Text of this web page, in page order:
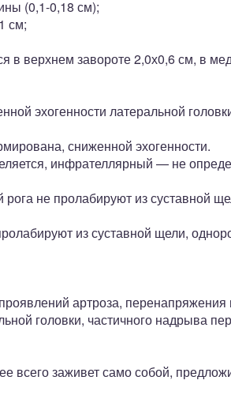
(0,1-0,18 см);
см;
в верхнем завороте 2,0х0,6 см, в
эхогенности латеральной
сниженной эхогенности.
инфрателлярный — не
не пролабируют из суставной
из суставной щели,
артроза, перенапряжения
головки, частичного надрыва
всего заживет само собой,